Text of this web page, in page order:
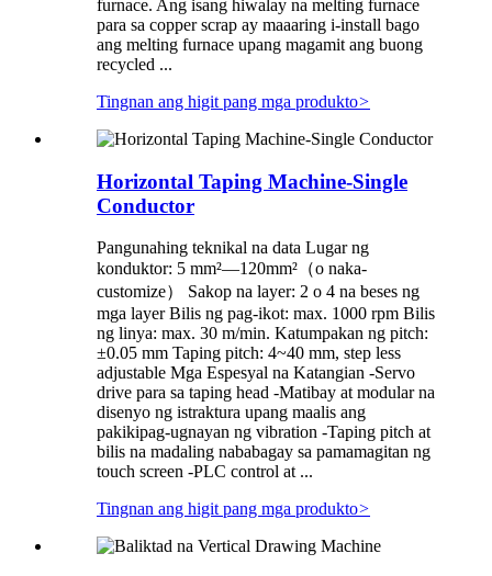
furnace. Ang isang hiwalay na melting furnace
para sa copper scrap ay maaaring i-install bago
ang melting furnace upang magamit ang buong
recycled ...
Tingnan ang higit pang mga produkto>
Horizontal Taping Machine-Single
Conductor
Pangunahing teknikal na data Lugar ng
konduktor: 5 mm²—120mm²（o naka-
customize） Sakop na layer: 2 o 4 na beses ng
mga layer Bilis ng pag-ikot: max. 1000 rpm Bilis
ng linya: max. 30 m/min. Katumpakan ng pitch:
±0.05 mm Taping pitch: 4~40 mm, step less
adjustable Mga Espesyal na Katangian -Servo
drive para sa taping head -Matibay at modular na
disenyo ng istraktura upang maalis ang
pakikipag-ugnayan ng vibration -Taping pitch at
bilis na madaling nababagay sa pamamagitan ng
touch screen -PLC control at ...
Tingnan ang higit pang mga produkto>